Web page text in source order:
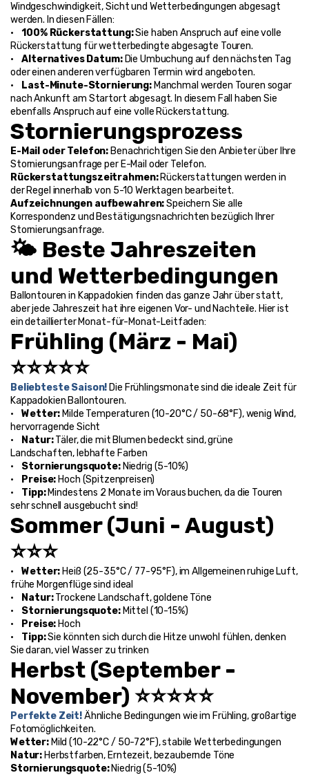
Windgeschwindigkeit, Sicht und Wetterbedingungen abgesagt
werden. In diesen Fällen:
• 100% Rückerstattung: Sie haben Anspruch auf eine volle
Rückerstattung für wetterbedingte abgesagte Touren.
• Alternatives Datum: Die Umbuchung auf den nächsten Tag
oder einen anderen verfügbaren Termin wird angeboten.
•
Last-Minute-Stornierung: Manchmal werden Touren sogar
nach Ankunft am Startort abgesagt. In diesem Fall haben Sie
ebenfalls Anspruch auf eine volle Rückerstattung.
Stornierungsprozess
E-Mail oder Telefon: Benachrichtigen Sie den Anbieter über Ihre
Stornierungsanfrage per E-Mail oder Telefon.
Rückerstattungszeitrahmen: Rückerstattungen werden in
der Regel innerhalb von 5-10 Werktagen bearbeitet.
Aufzeichnungen aufbewahren: Speichern Sie alle
Korrespondenz und Bestätigungsnachrichten bezüglich Ihrer
Stornierungsanfrage.
🌤️ Beste Jahreszeiten
und Wetterbedingungen
Ballontouren in Kappadokien finden das ganze Jahr über statt,
aber jede Jahreszeit hat ihre eigenen Vor- und Nachteile. Hier ist
ein detaillierter Monat-für-Monat-Leitfaden:
Frühling (März - Mai)
⭐⭐⭐⭐⭐
Beliebteste Saison! Die Frühlingsmonate sind die ideale Zeit für
Kappadokien Ballontouren.
• Wetter: Milde Temperaturen (10-20°C / 50-68°F), wenig Wind,
hervorragende Sicht
•
Natur: Täler, die mit Blumen bedeckt sind, grüne
Landschaften, lebhafte Farben
• Stornierungsquote: Niedrig (5-10%)
•
Preise: Hoch (Spitzenpreisen)
• Tipp: Mindestens 2 Monate im Voraus buchen, da die Touren
sehr schnell ausgebucht sind!
Sommer (Juni - August)
⭐⭐⭐
• Wetter: Heiß (25-35°C / 77-95°F), im Allgemeinen ruhige Luft,
frühe Morgenflüge sind ideal
•
Natur: Trockene Landschaft, goldene Töne
• Stornierungsquote: Mittel (10-15%)
•
Preise: Hoch
• Tipp: Sie könnten sich durch die Hitze unwohl fühlen, denken
Sie daran, viel Wasser zu trinken
Herbst (September -
November) ⭐⭐⭐⭐⭐
Perfekte Zeit! Ähnliche Bedingungen wie im Frühling, großartige
Fotomöglichkeiten.
Wetter: Mild (10-22°C / 50-72°F), stabile Wetterbedingungen
Natur: Herbstfarben, Erntezeit, bezaubernde Töne
Stornierungsquote: Niedrig (5-10%)